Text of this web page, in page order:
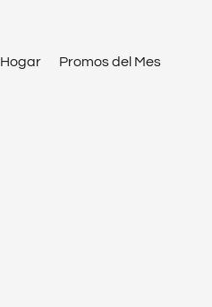
Hogar Promos del Mes